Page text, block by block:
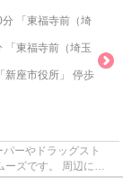
分 「東福寺前（埼
「東福寺前（埼玉
新座市役所」 停歩
ーやドラッグスト
ーズです。 周辺には